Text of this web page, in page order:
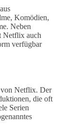
Komödien,
Neben
Netflix auch
verfügbar
von Netflix. Der
die oft
Serien